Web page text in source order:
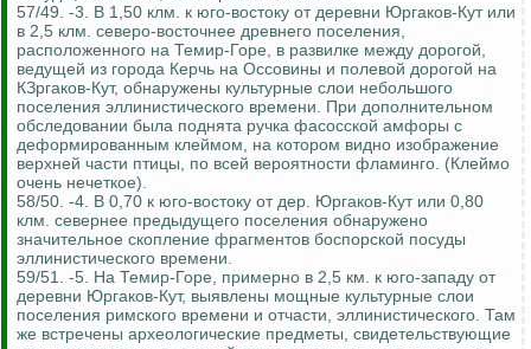
57/49. -3. В 1,50 клм. к юго-востоку от деревни Юргаков-Кут или
в 2,5 клм. северо-восточнее древнего поселения,
расположенного на Темир-Горе, в развилке между дорогой,
ведущей из города Керчь на Оссовины и полевой дорогой на
КЗргаков-Кут, обнаружены культурные слои небольшого
поселения эллинистического времени. При дополнительном
обследовании была поднята ручка фасосской амфоры с
деформированным клеймом, на котором видно изображение
верхней части птицы, по всей вероятности фламинго. (Клеймо
очень нечеткое).
58/50. -4. В 0,70 к юго-востоку от дер. Юргаков-Кут или 0,80
клм. севернее предыдущего поселения обнаружено
значительное скопление фрагментов боспорской посуды
эллинистического времени.
59/51. -5. На Темир-Горе, примерно в 2,5 км. к юго-западу от
деревни Юргаков-Кут, выявлены мощные культурные слои
поселения римского времени и отчасти, эллинистического. Там
же встречены археологические предметы, свидетельствующие